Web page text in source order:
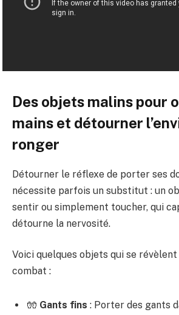
Des objets malins pour
mains et détourner
ronger
Détourner le réflexe de porter ses
nécessite parfois un substitut : un
sentir ou simplement toucher, qui
détourne la nervosité.
Voici quelques objets qui se
combat :
🧤 Gants fins : Porter des gants